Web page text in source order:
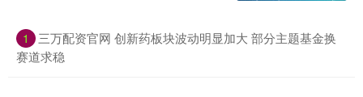
1
三万配资官网 创新药板块波动明显加大 部分主题基金换
赛道求稳